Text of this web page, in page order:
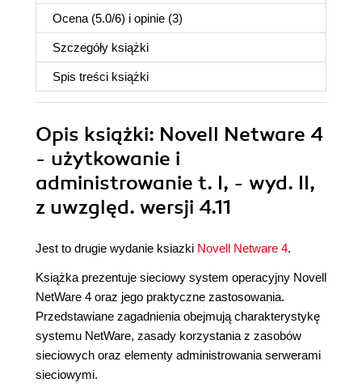
Ocena (5.0/6) i opinie (3)
Szczegóły książki
Spis treści książki
Opis książki: Novell Netware 4
- użytkowanie i
administrowanie t. I, - wyd. II,
z uwzględ. wersji 4.11
Jest to drugie wydanie ksiazki Novell Netware 4.
Książka prezentuje sieciowy system operacyjny Novell
NetWare 4 oraz jego praktyczne zastosowania.
Przedstawiane zagadnienia obejmują charakterystykę
systemu NetWare, zasady korzystania z zasobów
sieciowych oraz elementy administrowania serwerami
sieciowymi.